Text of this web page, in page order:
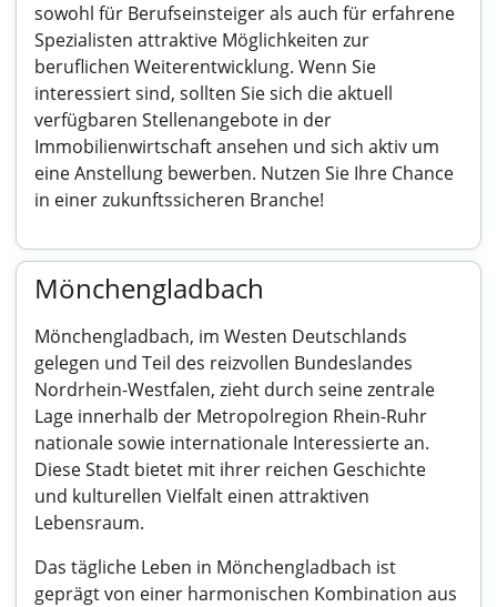
sowohl für Berufseinsteiger als auch für erfahrene
Spezialisten attraktive Möglichkeiten zur
beruflichen Weiterentwicklung. Wenn Sie
interessiert sind, sollten Sie sich die aktuell
verfügbaren Stellenangebote in der
Immobilienwirtschaft ansehen und sich aktiv um
eine Anstellung bewerben. Nutzen Sie Ihre Chance
in einer zukunftssicheren Branche!
Mönchengladbach
Mönchengladbach, im Westen Deutschlands
gelegen und Teil des reizvollen Bundeslandes
Nordrhein-Westfalen, zieht durch seine zentrale
Lage innerhalb der Metropolregion Rhein-Ruhr
nationale sowie internationale Interessierte an.
Diese Stadt bietet mit ihrer reichen Geschichte
und kulturellen Vielfalt einen attraktiven
Lebensraum.
Das tägliche Leben in Mönchengladbach ist
geprägt von einer harmonischen Kombination aus